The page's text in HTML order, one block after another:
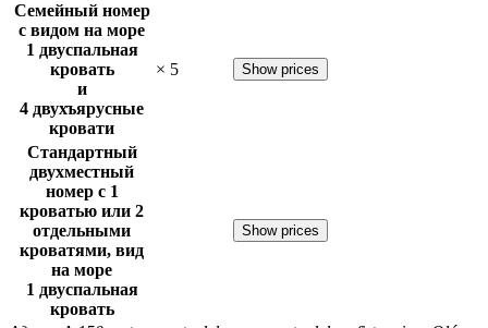
Семейный номер
с видом на море
1 двуспальная
кровать
и
4 двухъярусные
кровати
× 5 Show prices
Стандартный
двухместный
номер с 1
кроватью или 2
отдельными
кроватями, вид
на море
1 двуспальная
кровать
Show prices